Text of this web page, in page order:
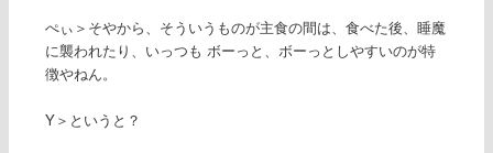
ぺぃ＞そやから、そういうものが主食の間は、食べた後、睡魔
に襲われたり、いっつも ボーっと、ボーっとしやすいのが特
徴やねん。
Y＞というと？